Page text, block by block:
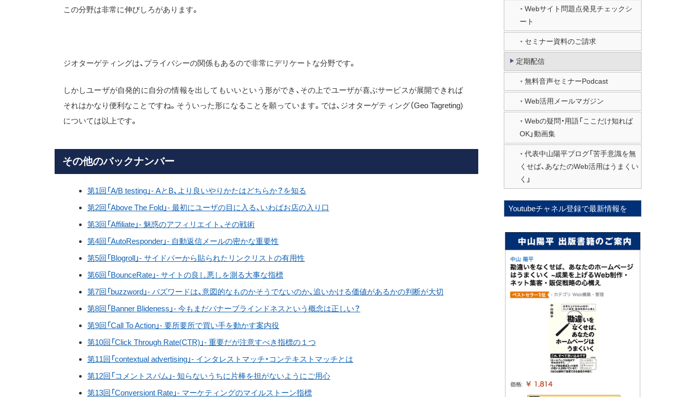
この分野は非常に伸びしろがあります。
ジオターゲティングは、プライバシーの関係もあるので非常にデリケートな分野です。
しかしユーザが自発的に自分の情報を出してもいいという形ができ、その上でユーザが喜ぶサービスが展開できれば
それはかなり便利なことですね。そういった形になることを願っています。では、ジオターゲティング（Geo Tagreting)
については以上です。
その他のバックナンバー
第1回「A/B testing」- AとB、より良いやりかたはどちらか？を知る
第2回「Above The Fold」- 最初にユーザの目に入る、いわばお店の入り口
第3回「Affiliate」- 魅惑のアフィリエイト、その戦術
第4回「AutoResponder」- 自動返信メールの密かな重要性
第5回「Blogroll」- サイドバーから貼られたリンクリストの有用性
第6回「BounceRate」- サイトの良し悪しを測る大事な指標
第7回「buzzword」- バズワードは、意図的なものかそうでないのか、追いかける価値があるかの判断が大切
第8回「Banner Blideness」- 今もまだバナーブラインドネスという概念は正しい？
第9回「Call To Action」- 要所要所で買い手を動かす案内役
第10回「Click Through Rate(CTR)」- 重要だが注意すべき指標の１つ
第11回「contextual advertising」- インタレストマッチ・コンテキストマッチとは
第12回「コメントスパム」- 知らないうちに片棒を担がないようにご用心
第13回「Conversiont Rate」- マーケティングのマイルストーン指標
Webサイト問題点発見チェックシ
ート
セミナー資料のご請求
定期配信
無料音声セミナーPodcast
Web活用メールマガジン
Webの疑問・用語「ここだけ知れば
OK」動画集
代表中山陽平ブログ「苦手意識を無
くせば、あなたのWeb活用はうまくい
く」
Youtubeチャネル登録で最新情報を